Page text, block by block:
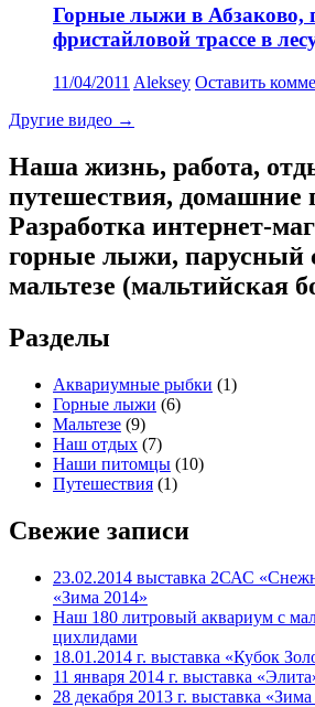
Горные лыжи в Абзаково,
фристайловой трассе в
11/04/2011 Aleksey Оставить
Другие видео →
Наша жизнь, работа,
путешествия, домашние
Разработка интернет-
горные лыжи, парусный
мальтезе (мальтийская
Разделы
Аквариумные рыбки (1)
Горные лыжи (6)
Мальтезе (9)
Наш отдых (7)
Наши питомцы (10)
Путешествия (1)
Свежие записи
23.02.2014 выставка 2САС
«Зима 2014»
Наш 180 литровый аквариум с
цихлидами
18.01.2014 г. выставка «Кубок
11 января 2014 г. выставка
28 декабря 2013 г. выставка